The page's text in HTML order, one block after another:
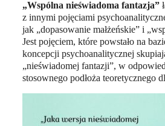
„Wspólna nieświadoma fantazja”
z innymi pojęciami
jak „dopasowanie małżeńskie” i
Jest pojęciem, które powstało na
koncepcji psychoanalitycznej
„nieświadomej fantazji”, w
stosownego podłoża teoretycznego